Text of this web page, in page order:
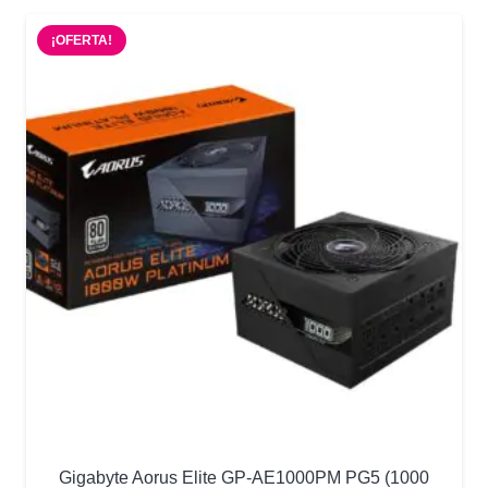
¡OFERTA!
Gigabyte Aorus Elite GP-AE1000PM PG5 (1000